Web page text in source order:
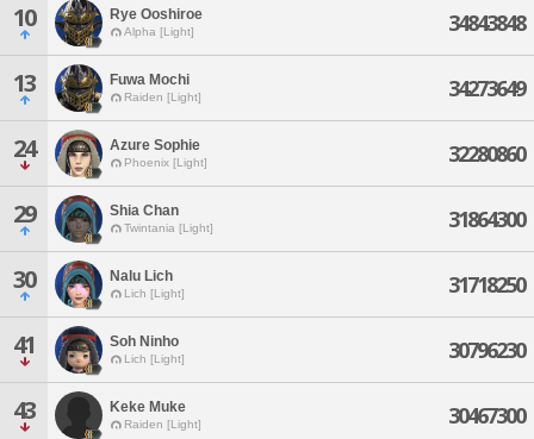
10 Rye Ooshiroe
Alpha [Light] 34843848
13 Fuwa Mochi
Raiden [Light] 34273649
24 Azure Sophie
Phoenix [Light] 32280860
29 Shia Chan
Twintania [Light] 31864300
30 Nalu Lich
Lich [Light] 31718250
41 Soh Ninho
Lich [Light] 30796230
43 Keke Muke
Raiden [Light] 30467300